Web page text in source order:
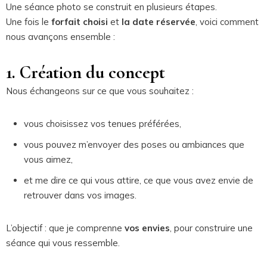
Une séance photo se construit en plusieurs étapes.
Une fois le forfait choisi et la date réservée, voici comment
nous avançons ensemble :
1. Création du concept
Nous échangeons sur ce que vous souhaitez :
vous choisissez vos tenues préférées,
vous pouvez m’envoyer des poses ou ambiances que
vous aimez,
et me dire ce qui vous attire, ce que vous avez envie de
retrouver dans vos images.
L’objectif : que je comprenne vos envies, pour construire une
séance qui vous ressemble.